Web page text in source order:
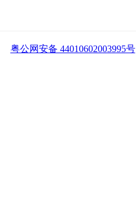
粤公网安备 44010602003995号